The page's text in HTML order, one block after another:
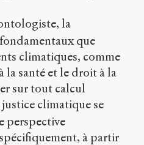
la
que
climatiques, comme
la santé et le droit à la
sur tout calcul
justice climatique se
perspective
à partir